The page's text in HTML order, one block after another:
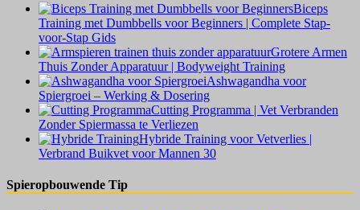
Biceps
Training met Dumbbells voor Beginners | Complete Stap-
voor-Stap Gids
Grotere Armen
Thuis Zonder Apparatuur | Bodyweight Training
Ashwagandha voor
Spiergroei – Werking & Dosering
Cutting Programma | Vet Verbranden
Zonder Spiermassa te Verliezen
Hybride Training voor Vetverlies |
Verbrand Buikvet voor Mannen 30
Spieropbouwende Tip